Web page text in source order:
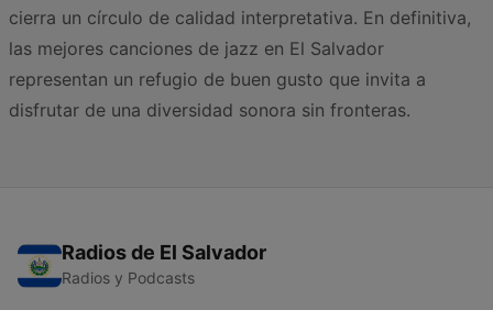
cierra un círculo de calidad interpretativa. En definitiva,
las mejores canciones de jazz en El Salvador
representan un refugio de buen gusto que invita a
disfrutar de una diversidad sonora sin fronteras.
Radios de El Salvador
Radios y Podcasts